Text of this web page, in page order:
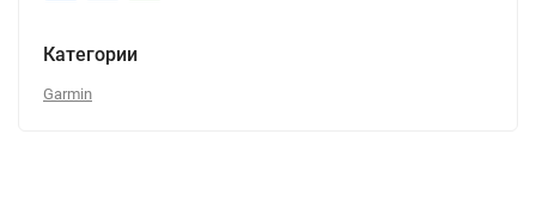
Категории
Garmin